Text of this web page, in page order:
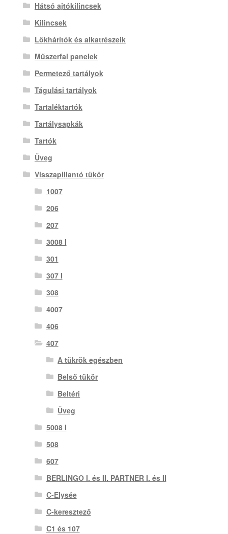
Hátsó ajtókilincsek
Kilincsek
Lökhárítók és alkatrészeik
Műszerfal panelek
Permetező tartályok
Tágulási tartályok
Tartaléktartók
Tartálysapkák
Tartók
Üveg
Visszapillantó tükör
1007
206
207
3008 I
301
307 I
308
4007
406
407
A tükrök egészben
Belső tükör
Beltéri
Üveg
5008 I
508
607
BERLINGO I. és II. PARTNER I. és II
C-Elysée
C-keresztező
C1 és 107